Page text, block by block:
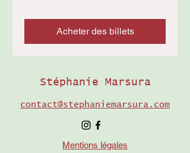
Acheter des billets
Stéphanie Marsura
contact@stephaniemarsura.com
Mentions légales